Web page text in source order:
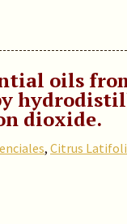
oils
dioxide.
, Citrus